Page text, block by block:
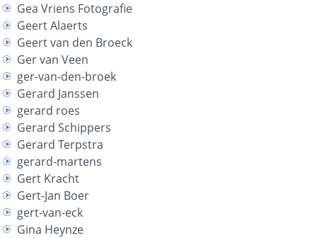
Gea Vriens Fotografie
Geert Alaerts
Geert van den Broeck
Ger van Veen
ger-van-den-broek
Gerard Janssen
gerard roes
Gerard Schippers
Gerard Terpstra
gerard-martens
Gert Kracht
Gert-Jan Boer
gert-van-eck
Gina Heynze